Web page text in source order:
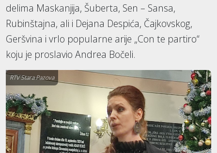
delima Maskanjija, Šuberta, Sen – Sansa,
Rubinštajna, ali i Dejana Despića, Čajkovskog,
Geršvina i vrlo popularne arije „Con te partiro“
koju je proslavio Andrea Bočeli.
RTV Stara Pazova